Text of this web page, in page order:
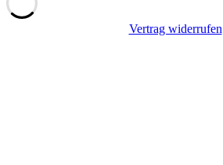
Vertrag widerrufen